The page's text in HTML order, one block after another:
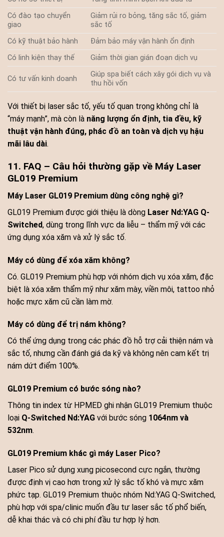
Có đào tạo chuyển
giao
Giảm rủi ro bỏng, tăng sắc tố, giảm
sắc tố
Có kỹ thuật bảo hành
Đảm bảo máy vận hành ổn định
Có linh kiện thay thế
Giảm thời gian gián đoạn dịch vụ
Có tư vấn kinh doanh
Giúp spa biết cách xây gói dịch vụ và
thu hồi vốn
Với thiết bị laser sắc tố, yếu tố quan trọng không chỉ là
“máy mạnh”, mà còn là năng lượng ổn định, tia đều, kỹ
thuật vận hành đúng, phác đồ an toàn và dịch vụ hậu
mãi lâu dài.
11. FAQ – Câu hỏi thường gặp về Máy Laser
GL019 Premium
Máy Laser GL019 Premium dùng công nghệ gì?
GL019 Premium được giới thiệu là dòng Laser Nd:YAG Q-
Switched, dùng trong lĩnh vực da liễu – thẩm mỹ với các
ứng dụng xóa xăm và xử lý sắc tố.
Máy có dùng để xóa xăm không?
Có. GL019 Premium phù hợp với nhóm dịch vụ xóa xăm, đặc
biệt là xóa xăm thẩm mỹ như xăm mày, viền môi, tattoo nhỏ
hoặc mực xăm cũ cần làm mờ.
Máy có dùng để trị nám không?
Có thể ứng dụng trong các phác đồ hỗ trợ cải thiện nám và
sắc tố, nhưng cần đánh giá da kỹ và không nên cam kết trị
nám dứt điểm 100%.
GL019 Premium có bước sóng nào?
Thông tin index từ HPMED ghi nhận GL019 Premium thuộc
loại Q-Switched Nd:YAG với bước sóng 1064nm và
532nm.
GL019 Premium khác gì máy Laser Pico?
Laser Pico sử dụng xung picosecond cực ngắn, thường
được định vị cao hơn trong xử lý sắc tố khó và mực xăm
phức tạp. GL019 Premium thuộc nhóm Nd:YAG Q-Switched,
phù hợp với spa/clinic muốn đầu tư laser sắc tố phổ biến,
dễ khai thác và có chi phí đầu tư hợp lý hơn.